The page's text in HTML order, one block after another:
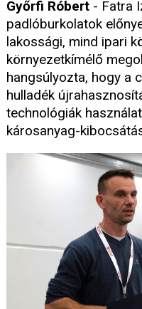
Győrfi Róbert - Fatra
padlóburkolatok
lakossági, mind ipari
környezetkímélő
hangsúlyozta, hogy a
hulladék
technológiák
károsanyag-